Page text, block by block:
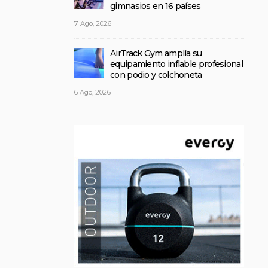
gimnasios en 16 países
7 Ago, 2026
AirTrack Gym amplía su
equipamiento inflable profesional
con podio y colchoneta
6 Ago, 2026